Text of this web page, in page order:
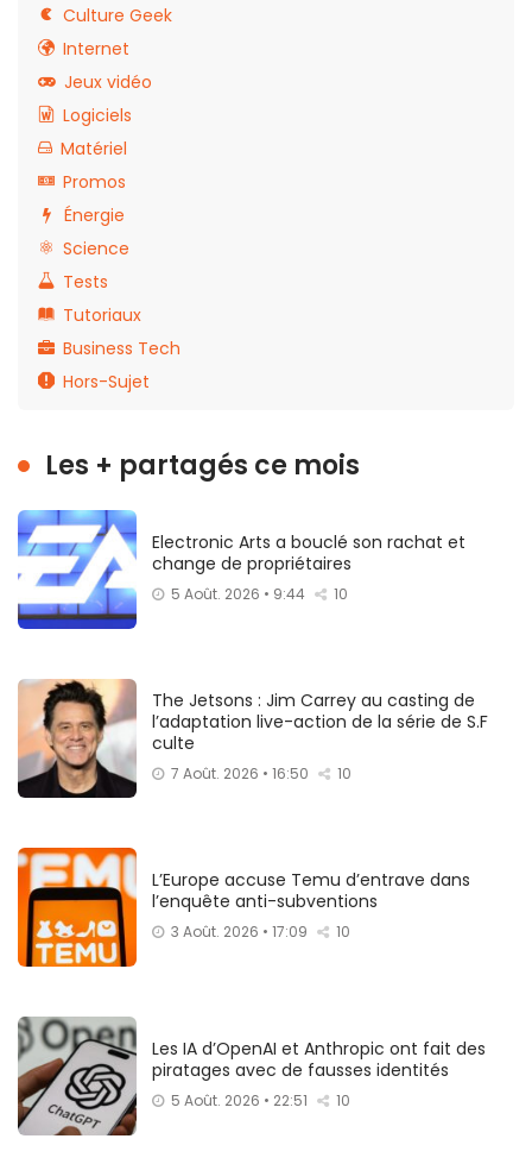
Culture Geek
Internet
Jeux vidéo
Logiciels
Matériel
Promos
Énergie
Science
Tests
Tutoriaux
Business Tech
Hors-Sujet
Les + partagés ce mois
Electronic Arts a bouclé son rachat et
change de propriétaires
5 Août. 2026 • 9:44 10
The Jetsons : Jim Carrey au casting de
l’adaptation live-action de la série de S.F
culte
7 Août. 2026 • 16:50 10
L’Europe accuse Temu d’entrave dans
l’enquête anti-subventions
3 Août. 2026 • 17:09 10
Les IA d’OpenAI et Anthropic ont fait des
piratages avec de fausses identités
5 Août. 2026 • 22:51 10